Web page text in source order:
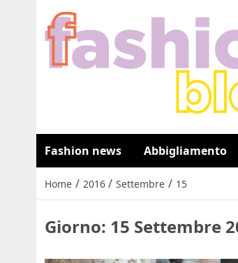
Fashion news Abbigliamento
Home / 2016 / Settembre / 15
Giorno: 15 Settembre